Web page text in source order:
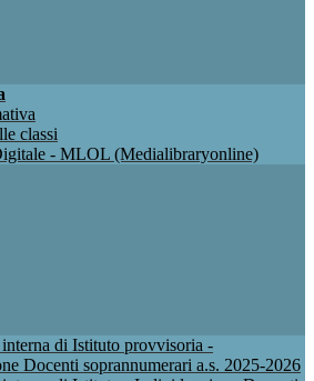
classi
- MLOL (Medialibraryonline)
di Istituto provvisoria -
Docenti soprannumerari a.s. 2025-2026